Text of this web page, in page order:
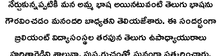
గౌరవించడం మనందరి బాధ్యతని తెలియజేశారు. ఈ సందర్భంగా
బ్రిలియంట్ విద్యాసంస్థల తరపున తెలుగు ఉపాధ్యాయురాలు